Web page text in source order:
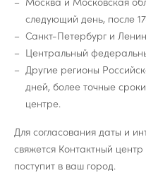
следующий день, после
Санкт-Петербург и
Центральный
Другие регионы
дней, более точные
центре.
Для согласования даты и
свяжется Контактный
поступит в ваш город.